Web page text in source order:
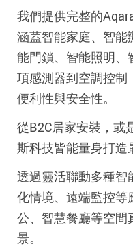
我們提供完整的
涵蓋智能家庭、智能
能門鎖、智能照明、
項感測器到空調控制
便利性與安全性。
從B2C居家安裝，或
斯科技皆能量身打造
透過靈活聯動多種智
化情境、遠端監控等
公、智慧餐廳等空間
景。